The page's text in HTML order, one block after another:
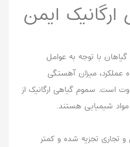
ایمن
گیاهان با توجه به عوامل
عملکرد، میزان آهستگی
است. سموم گیاهی ارگانیک از
شیمیایی هستند.
و تجاری تجزیه شده و کمتر